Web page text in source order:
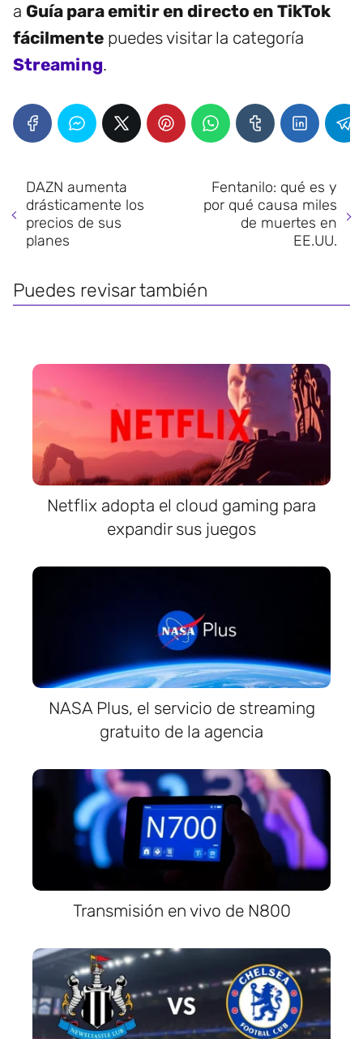
a Guía para emitir en directo en TikTok
fácilmente puedes visitar la categoría
Streaming.
DAZN aumenta
drásticamente los
precios de sus
planes
Fentanilo: qué es y
por qué causa miles
de muertes en
EE.UU.
Puedes revisar también
Netflix adopta el cloud gaming para
expandir sus juegos
NASA Plus, el servicio de streaming
gratuito de la agencia
Transmisión en vivo de N800